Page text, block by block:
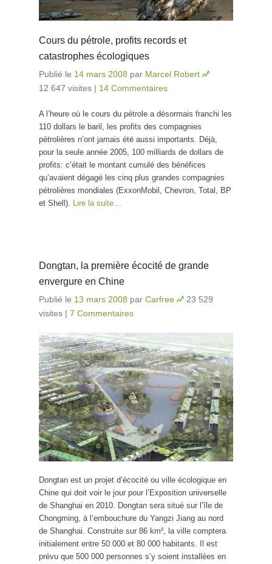
Cours du pétrole, profits records et
catastrophes écologiques
Publié le 14 mars 2008 par Marcel Robert
12 647 visites | 14 Commentaires
A l’heure où le cours du pétrole a désormais franchi les
110 dollars le baril, les profits des compagnies
pétrolières n’ont jamais été aussi importants. Déjà,
pour la seule année 2005, 100 milliards de dollars de
profits: c’était le montant cumulé des bénéfices
qu’avaient dégagé les cinq plus grandes compagnies
pétrolières mondiales (ExxonMobil, Chevron, Total, BP
et Shell). Lire la suite…
Dongtan, la première écocité de grande
envergure en Chine
Publié le 13 mars 2008 par Carfree
23 529
visites | 7 Commentaires
Dongtan est un projet d’écocité ou ville écologique en
Chine qui doit voir le jour pour l’Exposition universelle
de Shanghai en 2010. Dongtan sera situé sur l’île de
Chongming, à l’embouchure du Yangzi Jiang au nord
de Shanghai. Construite sur 86 km², la ville comptera
initialement entre 50 000 et 80 000 habitants. Il est
prévu que 500 000 personnes s’y soient installées en